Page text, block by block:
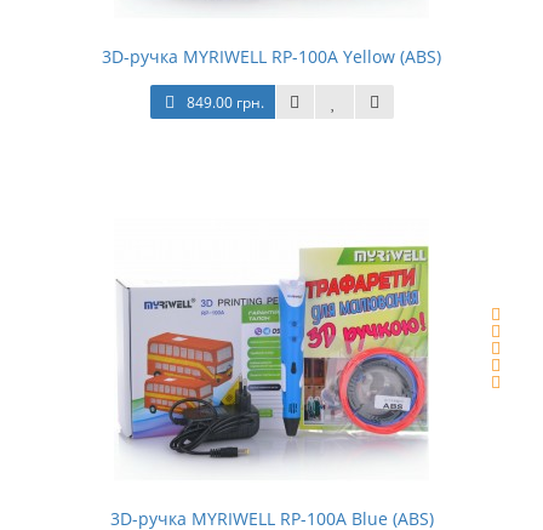
3D-ручка MYRIWELL RP-100A Yellow (ABS)
849.00 грн.
3D-ручка MYRIWELL RP-100A Blue (ABS)